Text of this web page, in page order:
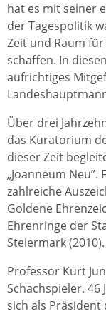
hat es mit seiner
der Tagespolitik
Zeit und Raum
schaffen. In
aufrichtiges
Über drei
das Kuratorium
dieser Zeit
„Joanneum
zahlreiche
Goldene
Ehrenringe der
Steiermark (2010).
Professor Kurt
Schachspieler. 46
sich als Präsident